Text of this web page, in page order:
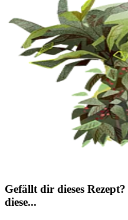
Gefällt dir dieses
diese...